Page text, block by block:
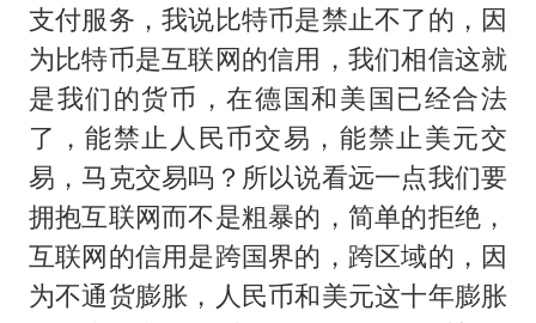
支付服务，我说比特币是禁止不了的，因
为比特币是互联网的信用，我们相信这就
是我们的货币，在德国和美国已经合法
了，能禁止人民币交易，能禁止美元交
易，马克交易吗？所以说看远一点我们要
拥抱互联网而不是粗暴的，简单的拒绝，
互联网的信用是跨国界的，跨区域的，因
为不通货膨胀，人民币和美元这十年膨胀